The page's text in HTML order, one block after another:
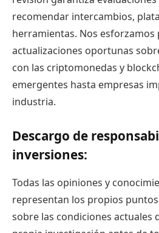
recomendar intercambios,
herramientas. Nos
actualizaciones oportunas
con las criptomonedas y
emergentes hasta empresas
industria.
Descargo de
inversiones:
Todas las opiniones y
representan los propios
sobre las condiciones actuales